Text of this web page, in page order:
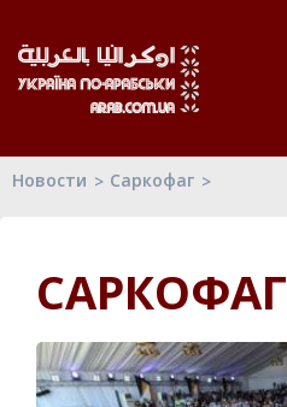
Новости Саркофаг
САРКОФАГ